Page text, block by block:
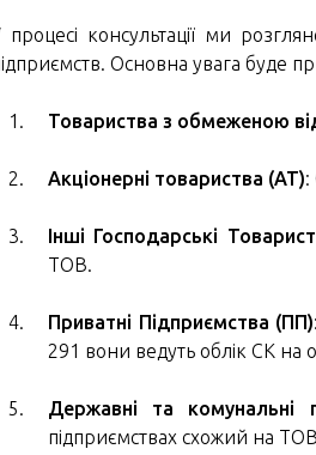
процесі консультації ми
Основна увага буде
Товариства з обмеженою
Акціонерні товариства (АТ):
Інші Господарські
ТОВ.
Приватні Підприємства (ПП)
291 вони ведуть облік СК на
Державні та комунальні
підприємствах схожий на